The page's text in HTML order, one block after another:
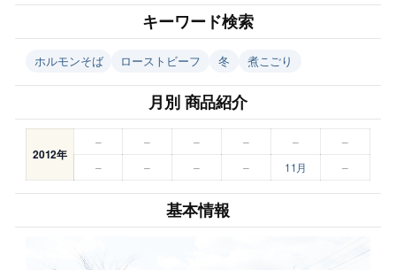
キーワード検索
ホルモンそば ローストビーフ 冬 煮こごり
月別 商品紹介
2012年
– – – – –
–
–
– – – 11月 –
基本情報